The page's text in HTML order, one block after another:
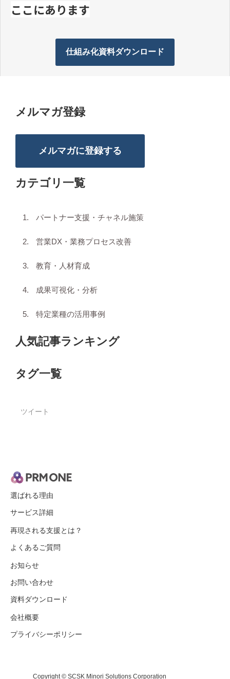
ここにあります
仕組み化資料ダウンロード
メルマガ登録
メルマガに登録する
カテゴリ一覧
パートナー支援・チャネル施策
営業DX・業務プロセス改善
教育・人材育成
成果可視化・分析
特定業種の活用事例
人気記事ランキング
タグ一覧
ツイート
選ばれる理由
サービス詳細
再現される支援とは？
よくあるご質問
お知らせ
お問い合わせ
資料ダウンロード
会社概要
プライバシーポリシー
Copyright © SCSK Minori Solutions Corporation